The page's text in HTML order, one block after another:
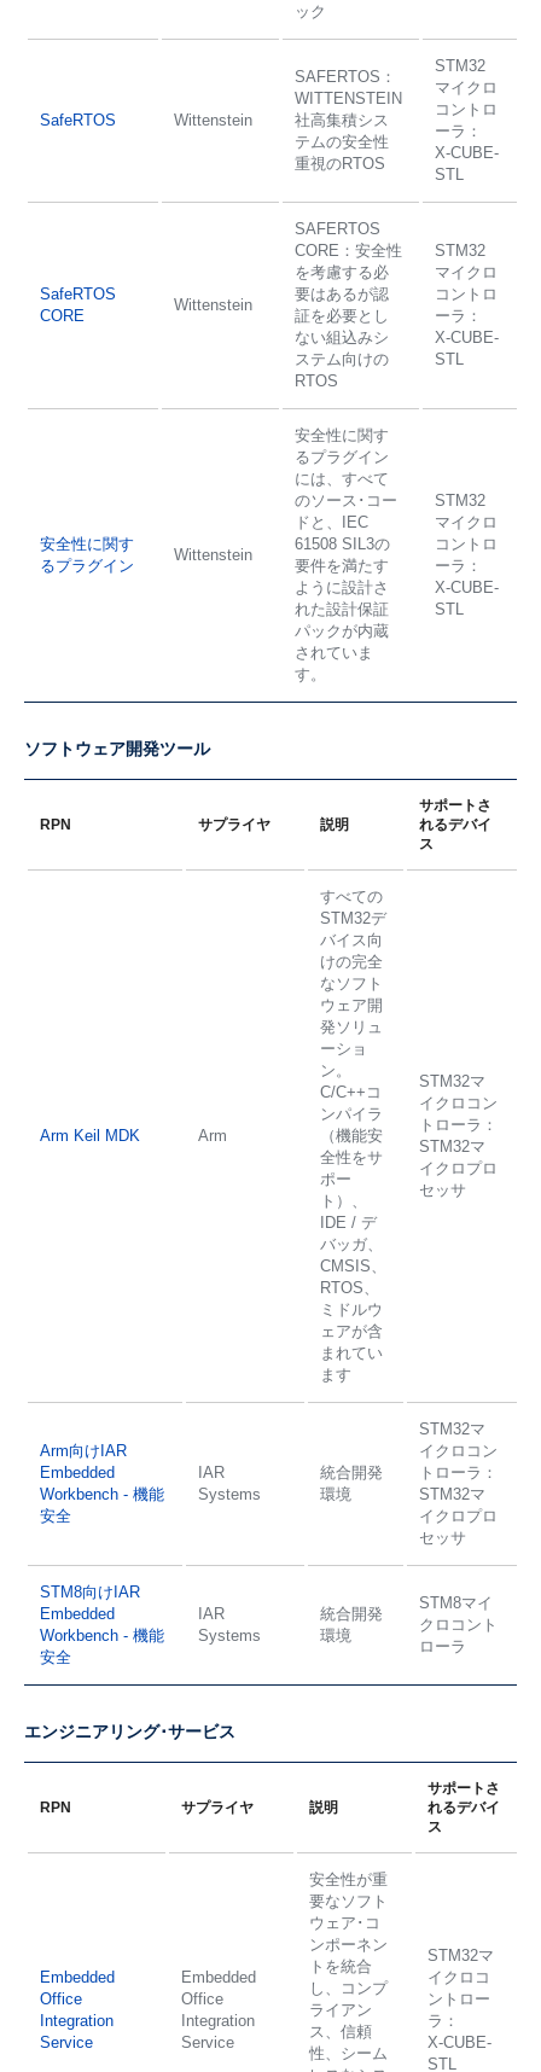
ック
SafeRTOS Wittenstein
SAFERTOS：
WITTENSTEIN
社高集積シス
テムの安全性
重視のRTOS
STM32
マイクロ
コントロ
ーラ：
X-CUBE-
STL
SafeRTOS
CORE
Wittenstein
SAFERTOS
CORE：安全性
を考慮する必
要はあるが認
証を必要とし
ない組込みシ
ステム向けの
RTOS
STM32
マイクロ
コントロ
ーラ：
X-CUBE-
STL
安全性に関す
るプラグイン
Wittenstein
安全性に関す
るプラグイン
には、すべて
のソース･コー
ドと、IEC
61508 SIL3の
要件を満たす
ように設計さ
れた設計保証
パックが内蔵
されていま
す。
STM32
マイクロ
コントロ
ーラ：
X-CUBE-
STL
ソフトウェア開発ツール
RPN サプライヤ 説明
サポートさ
れるデバイ
ス
Arm Keil MDK Arm
すべての
STM32デ
バイス向
けの完全
なソフト
ウェア開
発ソリュ
ーショ
ン。
C/C++コ
ンパイラ
（機能安
全性をサ
ポー
ト）、
IDE / デ
バッガ、
CMSIS、
RTOS、
ミドルウ
ェアが含
まれてい
ます
STM32マ
イクロコン
トローラ：
STM32マ
イクロプロ
セッサ
Arm向けIAR
Embedded
Workbench - 機能
安全
IAR
Systems
統合開発
環境
STM32マ
イクロコン
トローラ：
STM32マ
イクロプロ
セッサ
STM8向けIAR
Embedded
Workbench - 機能
安全
IAR
Systems
統合開発
環境
STM8マイ
クロコント
ローラ
エンジニアリング･サービス
RPN サプライヤ 説明
サポートさ
れるデバイ
ス
Embedded
Office
Integration
Service
Embedded
Office
Integration
Service
安全性が重
要なソフト
ウェア･コ
ンポーネン
トを統合
し、コンプ
ライアン
ス、信頼
性、シーム
STM32マ
イクロコ
ントロー
ラ：
X-CUBE-
STL